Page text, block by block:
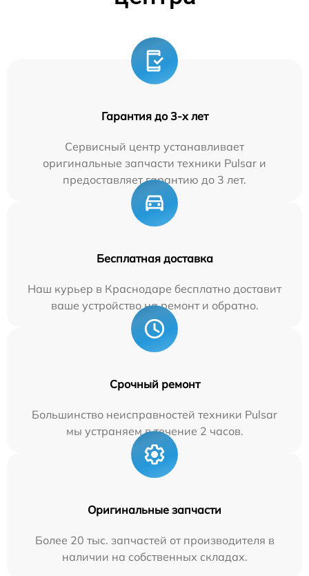
Гарантия до 3-х лет
Сервисный центр устанавливает
оригинальные запчасти техники Pulsar и
предоставляет гарантию до 3 лет.
Бесплатная доставка
Наш курьер в Краснодаре бесплатно доставит
ваше устройство на ремонт и обратно.
Срочный ремонт
Большинство неисправностей техники Pulsar
мы устраняем в течение 2 часов.
Оригинальные запчасти
Более 20 тыс. запчастей от производителя в
наличии на собственных складах.